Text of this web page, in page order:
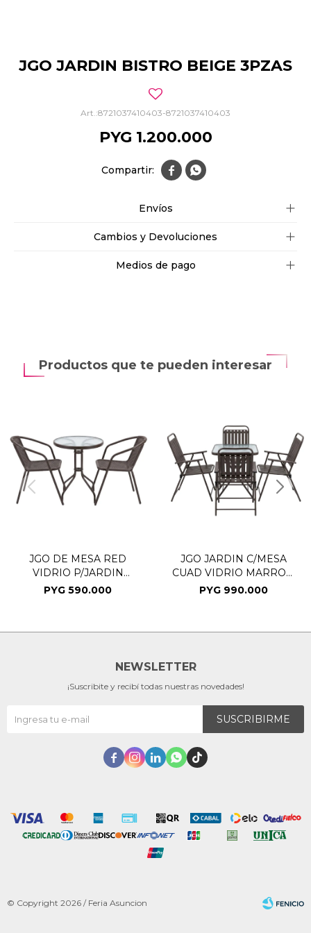
JGO JARDIN BISTRO BEIGE 3PZAS
8721037410403-8721037410403
PYG 1.200.000
 
Envíos
Cambios y Devoluciones
Medios de pago
Productos que te pueden interesar
JGO DE MESA RED
VIDRIO P/JARDIN
MARRON 3PZAS
PYG 590.000
JGO JARDIN C/MESA
CUAD VIDRIO MARRON
5PZAS
PYG 990.000
NEWSLETTER
¡Suscribite y recibí todas nuestras novedades!
SUSCRIBIRME
    
© Copyright 2026 / Feria Asuncion